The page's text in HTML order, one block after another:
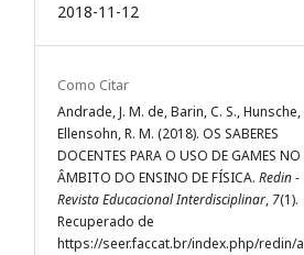
2018-11-12
Como Citar
Andrade, J. M. de, Barin, C. S., Hunsche,
Ellensohn, R. M. (2018). OS SABERES
DOCENTES PARA O USO DE GAMES NO
ÂMBITO DO ENSINO DE FÍSICA. Redin -
Revista Educacional Interdisciplinar, 7(1).
Recuperado de
https://seer.faccat.br/index.php/redin/